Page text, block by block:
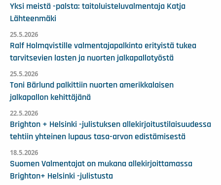
Yksi meistä -palsta: taitoluisteluvalmentaja Katja
Lähteenmäki
25.5.2026
Ralf Holmqvistille valmentajapalkinto erityistä tukea
tarvitsevien lasten ja nuorten jalkapallotyöstä
25.5.2026
Toni Bärlund palkittiin nuorten amerikkalaisen
jalkapallon kehittäjänä
22.5.2026
Brighton + Helsinki -julistuksen allekirjoitustilaisuudessa
tehtiin yhteinen lupaus tasa-arvon edistämisestä
18.5.2026
Suomen Valmentajat on mukana allekirjoittamassa
Brighton+ Helsinki -julistusta